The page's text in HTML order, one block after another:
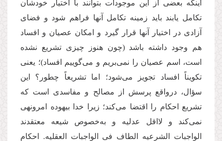
اینكه بعضی از این موجودات بتوانند با اختیار خودشان
تكامل یابند باید زمینه تكامل آنها فراهم شود و فضای
آزادی در اختیار آنها قرار گیرد و امكان عصیان و افساد
هم وجود داشته باشد (چون هنوز چیزی تشریع نشده
است، اسم عصیان را نمی‌بریم و می‌گوییم افساد)؛ یعنی
تكویناً افساد تجویز می‌شود؛ اما تشریعاً چطور؟ این
سؤال، درواقع پرسش از مصالح و مفاسدی است كه
تشریع احكام را اقتضا می‌كند؛ زیرا خدا بیهوده امر‌و‌نهی
نمی‌كند و لااقل عدلیه و به‌خصوص شیعه معتقدند
الواجبات الشرعیه الطاف فی الواجبات العقلیه. احكام